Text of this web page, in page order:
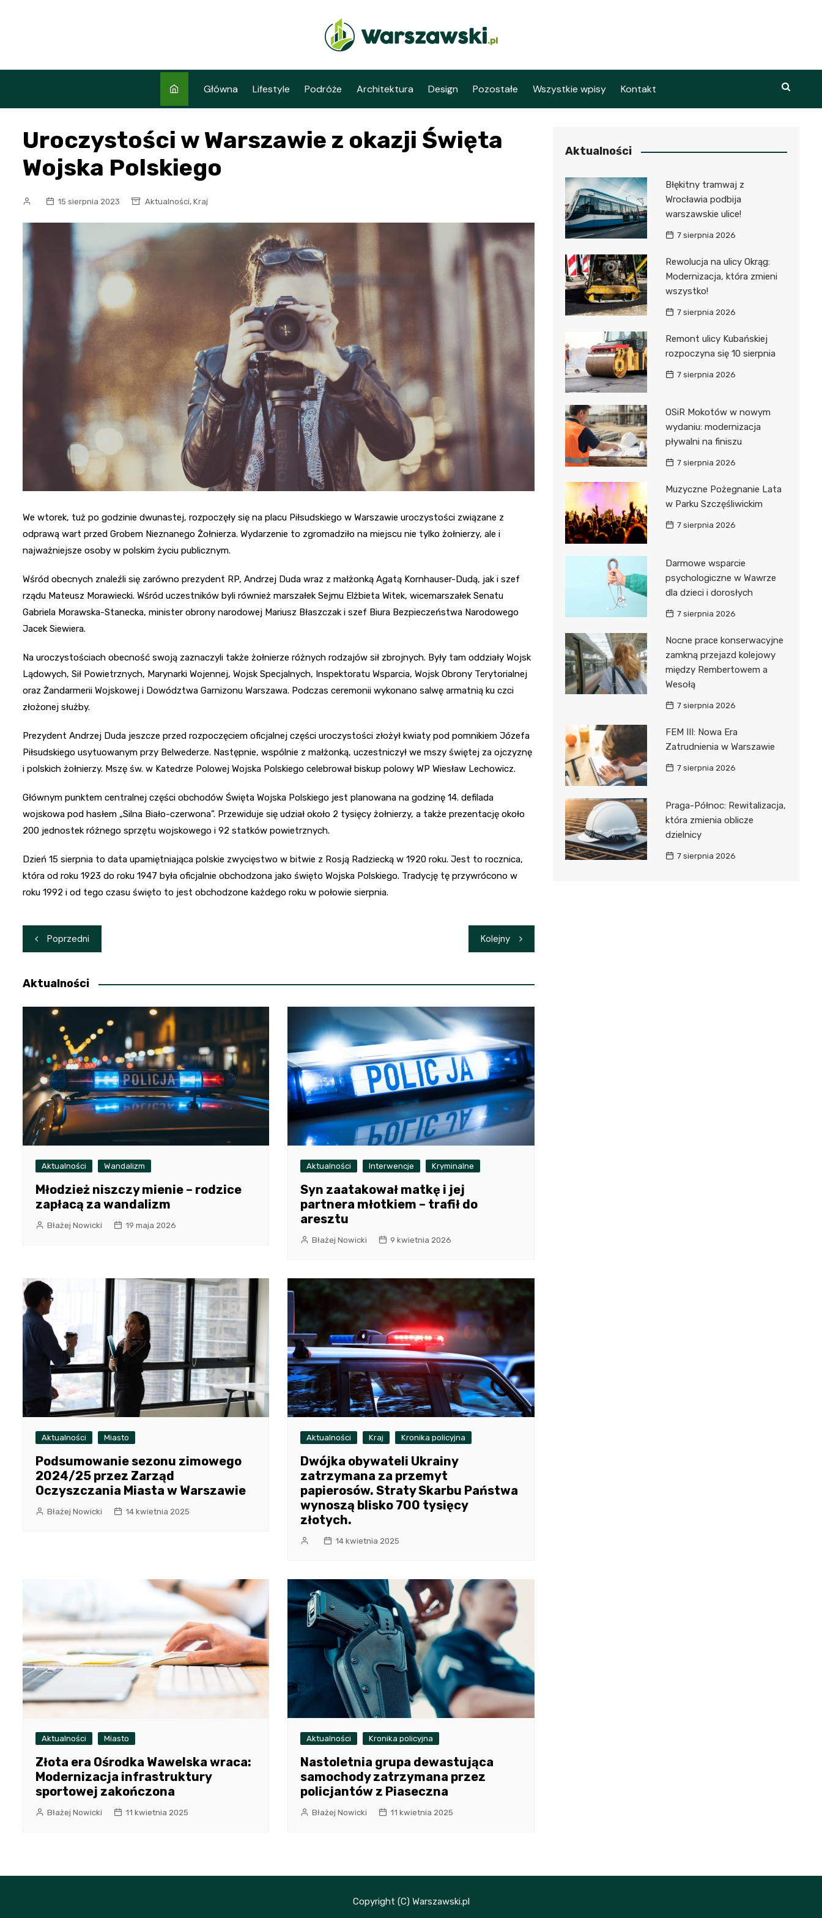
Główna Lifestyle Podróże Architektura Design Pozostałe Wszystkie wpisy Kontakt
Uroczystości w Warszawie z okazji Święta
Wojska Polskiego
15 sierpnia 2023 Aktualności, Kraj
We wtorek, tuż po godzinie dwunastej, rozpoczęły się na placu Piłsudskiego w Warszawie uroczystości związane z
odprawą wart przed Grobem Nieznanego Żołnierza. Wydarzenie to zgromadziło na miejscu nie tylko żołnierzy, ale i
najważniejsze osoby w polskim życiu publicznym.
Wśród obecnych znaleźli się zarówno prezydent RP, Andrzej Duda wraz z małżonką Agatą Kornhauser-Dudą, jak i szef
rządu Mateusz Morawiecki. Wśród uczestników byli również marszałek Sejmu Elżbieta Witek, wicemarszałek Senatu
Gabriela Morawska-Stanecka, minister obrony narodowej Mariusz Błaszczak i szef Biura Bezpieczeństwa Narodowego
Jacek Siewiera.
Na uroczystościach obecność swoją zaznaczyli także żołnierze różnych rodzajów sił zbrojnych. Były tam oddziały Wojsk
Lądowych, Sił Powietrznych, Marynarki Wojennej, Wojsk Specjalnych, Inspektoratu Wsparcia, Wojsk Obrony Terytorialnej
oraz Żandarmerii Wojskowej i Dowództwa Garnizonu Warszawa. Podczas ceremonii wykonano salwę armatnią ku czci
złożonej służby.
Prezydent Andrzej Duda jeszcze przed rozpoczęciem oficjalnej części uroczystości złożył kwiaty pod pomnikiem Józefa
Piłsudskiego usytuowanym przy Belwederze. Następnie, wspólnie z małżonką, uczestniczył we mszy świętej za ojczyznę
i polskich żołnierzy. Mszę św. w Katedrze Polowej Wojska Polskiego celebrował biskup polowy WP Wiesław Lechowicz.
Głównym punktem centralnej części obchodów Święta Wojska Polskiego jest planowana na godzinę 14. defilada
wojskowa pod hasłem „Silna Biało-czerwona”. Przewiduje się udział około 2 tysięcy żołnierzy, a także prezentację około
200 jednostek różnego sprzętu wojskowego i 92 statków powietrznych.
Dzień 15 sierpnia to data upamiętniająca polskie zwycięstwo w bitwie z Rosją Radziecką w 1920 roku. Jest to rocznica,
która od roku 1923 do roku 1947 była oficjalnie obchodzona jako święto Wojska Polskiego. Tradycję tę przywrócono w
roku 1992 i od tego czasu święto to jest obchodzone każdego roku w połowie sierpnia.
Nawigacja
wpisu
Poprzedni Kolejny
Aktualności
Aktualności Wandalizm
Młodzież niszczy mienie – rodzice
zapłacą za wandalizm
Błażej Nowicki 19 maja 2026
Aktualności Interwencje Kryminalne
Syn zaatakował matkę i jej
partnera młotkiem – trafił do
aresztu
Błażej Nowicki 9 kwietnia 2026
Aktualności Miasto
Podsumowanie sezonu zimowego
2024/25 przez Zarząd
Oczyszczania Miasta w Warszawie
Błażej Nowicki 14 kwietnia 2025
Aktualności Kraj Kronika policyjna
Dwójka obywateli Ukrainy
zatrzymana za przemyt
papierosów. Straty Skarbu Państwa
wynoszą blisko 700 tysięcy
złotych.
14 kwietnia 2025
Aktualności Miasto
Złota era Ośrodka Wawelska wraca:
Modernizacja infrastruktury
sportowej zakończona
Błażej Nowicki 11 kwietnia 2025
Aktualności Kronika policyjna
Nastoletnia grupa dewastująca
samochody zatrzymana przez
policjantów z Piaseczna
Błażej Nowicki 11 kwietnia 2025
Aktualności
Błękitny tramwaj z
Wrocławia podbija
warszawskie ulice!
7 sierpnia 2026
Rewolucja na ulicy Okrąg:
Modernizacja, która zmieni
wszystko!
7 sierpnia 2026
Remont ulicy Kubańskiej
rozpoczyna się 10 sierpnia
7 sierpnia 2026
OSiR Mokotów w nowym
wydaniu: modernizacja
pływalni na finiszu
7 sierpnia 2026
Muzyczne Pożegnanie Lata
w Parku Szczęśliwickim
7 sierpnia 2026
Darmowe wsparcie
psychologiczne w Wawrze
dla dzieci i dorosłych
7 sierpnia 2026
Nocne prace konserwacyjne
zamkną przejazd kolejowy
między Rembertowem a
Wesołą
7 sierpnia 2026
FEM III: Nowa Era
Zatrudnienia w Warszawie
7 sierpnia 2026
Praga-Północ: Rewitalizacja,
która zmienia oblicze
dzielnicy
7 sierpnia 2026
Copyright (C) Warszawski.pl